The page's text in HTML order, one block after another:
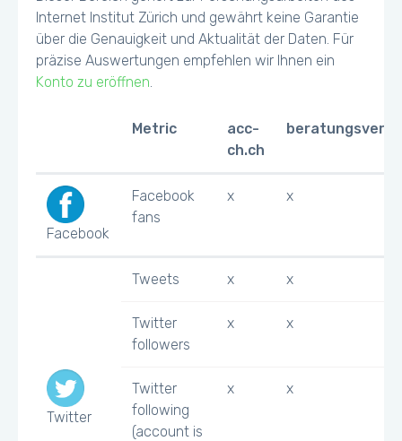
Internet Institut Zürich und gewährt keine Garantie
über die Genauigkeit und Aktualität der Daten. Für
präzise Auswertungen empfehlen wir Ihnen ein
Konto zu eröffnen.
Metric
acc-
ch.ch
Facebook
Facebook
fans
x x
Twitter
Tweets x x
Twitter
followers
x x
Twitter
following
(account is
x x